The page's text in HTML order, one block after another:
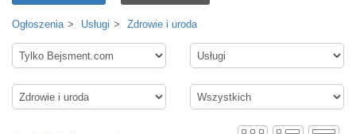
Ogłoszenia Usługi Zdrowie i uroda